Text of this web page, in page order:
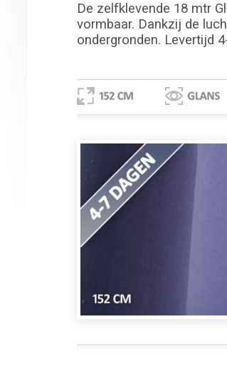
De zelfklevende 18 mtr
vormbaar. Dankzij de
ondergronden. Levertijd